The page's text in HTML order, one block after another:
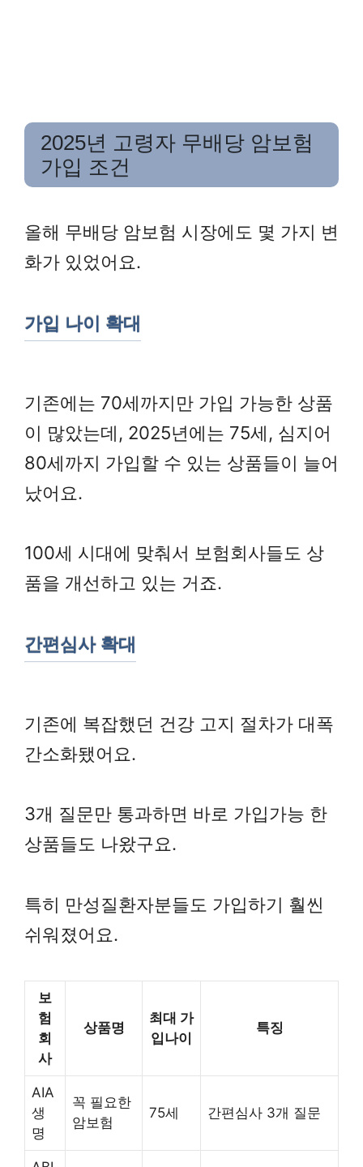
2025년 고령자 무배당 암보험
가입 조건
올해 무배당 암보험 시장에도 몇 가지 변
화가 있었어요.
가입 나이 확대
기존에는 70세까지만 가입 가능한 상품
이 많았는데, 2025년에는 75세, 심지어
80세까지 가입할 수 있는 상품들이 늘어
났어요.
100세 시대에 맞춰서 보험회사들도 상
품을 개선하고 있는 거죠.
간편심사 확대
기존에 복잡했던 건강 고지 절차가 대폭
간소화됐어요.
3개 질문만 통과하면 바로 가입가능 한
상품들도 나왔구요.
특히 만성질환자분들도 가입하기 훨씬
쉬워졌어요.
보
험
회
사
상품명
최대 가
입나이
특징
AIA
생
명
꼭 필요한
암보험
75세 간편심사 3개 질문